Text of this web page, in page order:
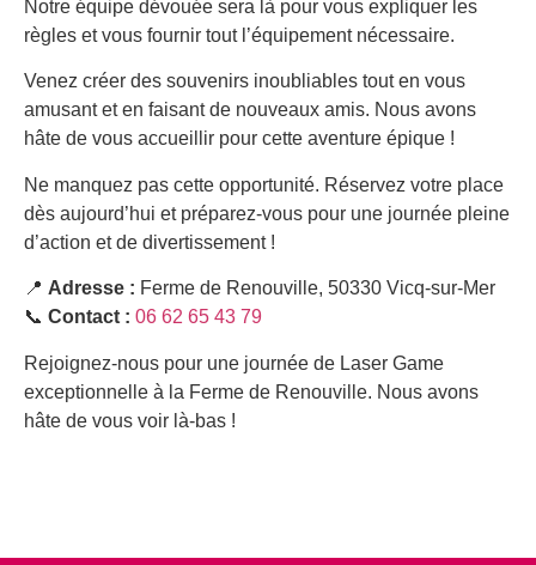
Notre équipe dévouée sera là pour vous expliquer les
règles et vous fournir tout l’équipement nécessaire.
Venez créer des souvenirs inoubliables tout en vous
amusant et en faisant de nouveaux amis. Nous avons
hâte de vous accueillir pour cette aventure épique !
Ne manquez pas cette opportunité. Réservez votre place
dès aujourd’hui et préparez-vous pour une journée pleine
d’action et de divertissement !
📍 Adresse : Ferme de Renouville, 50330 Vicq-sur-Mer
📞 Contact : 06 62 65 43 79
Rejoignez-nous pour une journée de Laser Game
exceptionnelle à la Ferme de Renouville. Nous avons
hâte de vous voir là-bas !